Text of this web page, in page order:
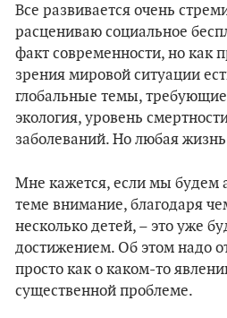
Все развивается очень
расцениваю социальное
факт современности, но как
зрения мировой ситуации
глобальные темы,
экология, уровень
заболеваний. Но любая
Мне кажется, если мы будем
теме внимание, благодаря
несколько детей, – это уже
достижением. Об этом надо
просто как о каком-то
существенной проблеме.